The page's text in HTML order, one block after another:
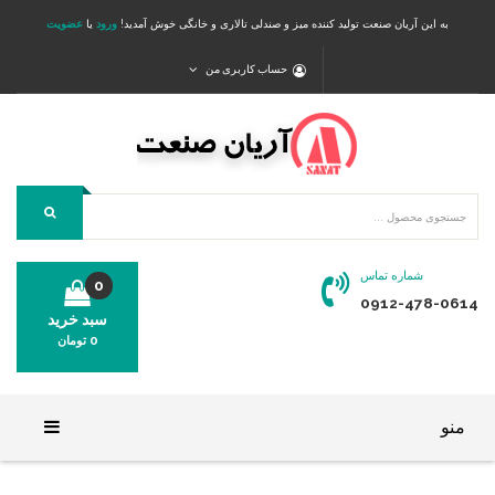
به این آریان صنعت تولید کننده میز و صندلی تالاری و خانگی خوش آمدید! ورود یا عضویت
حساب کاربری من
شماره تماس
0912-478-0614
سبد خرید
0
0 تومان
منو